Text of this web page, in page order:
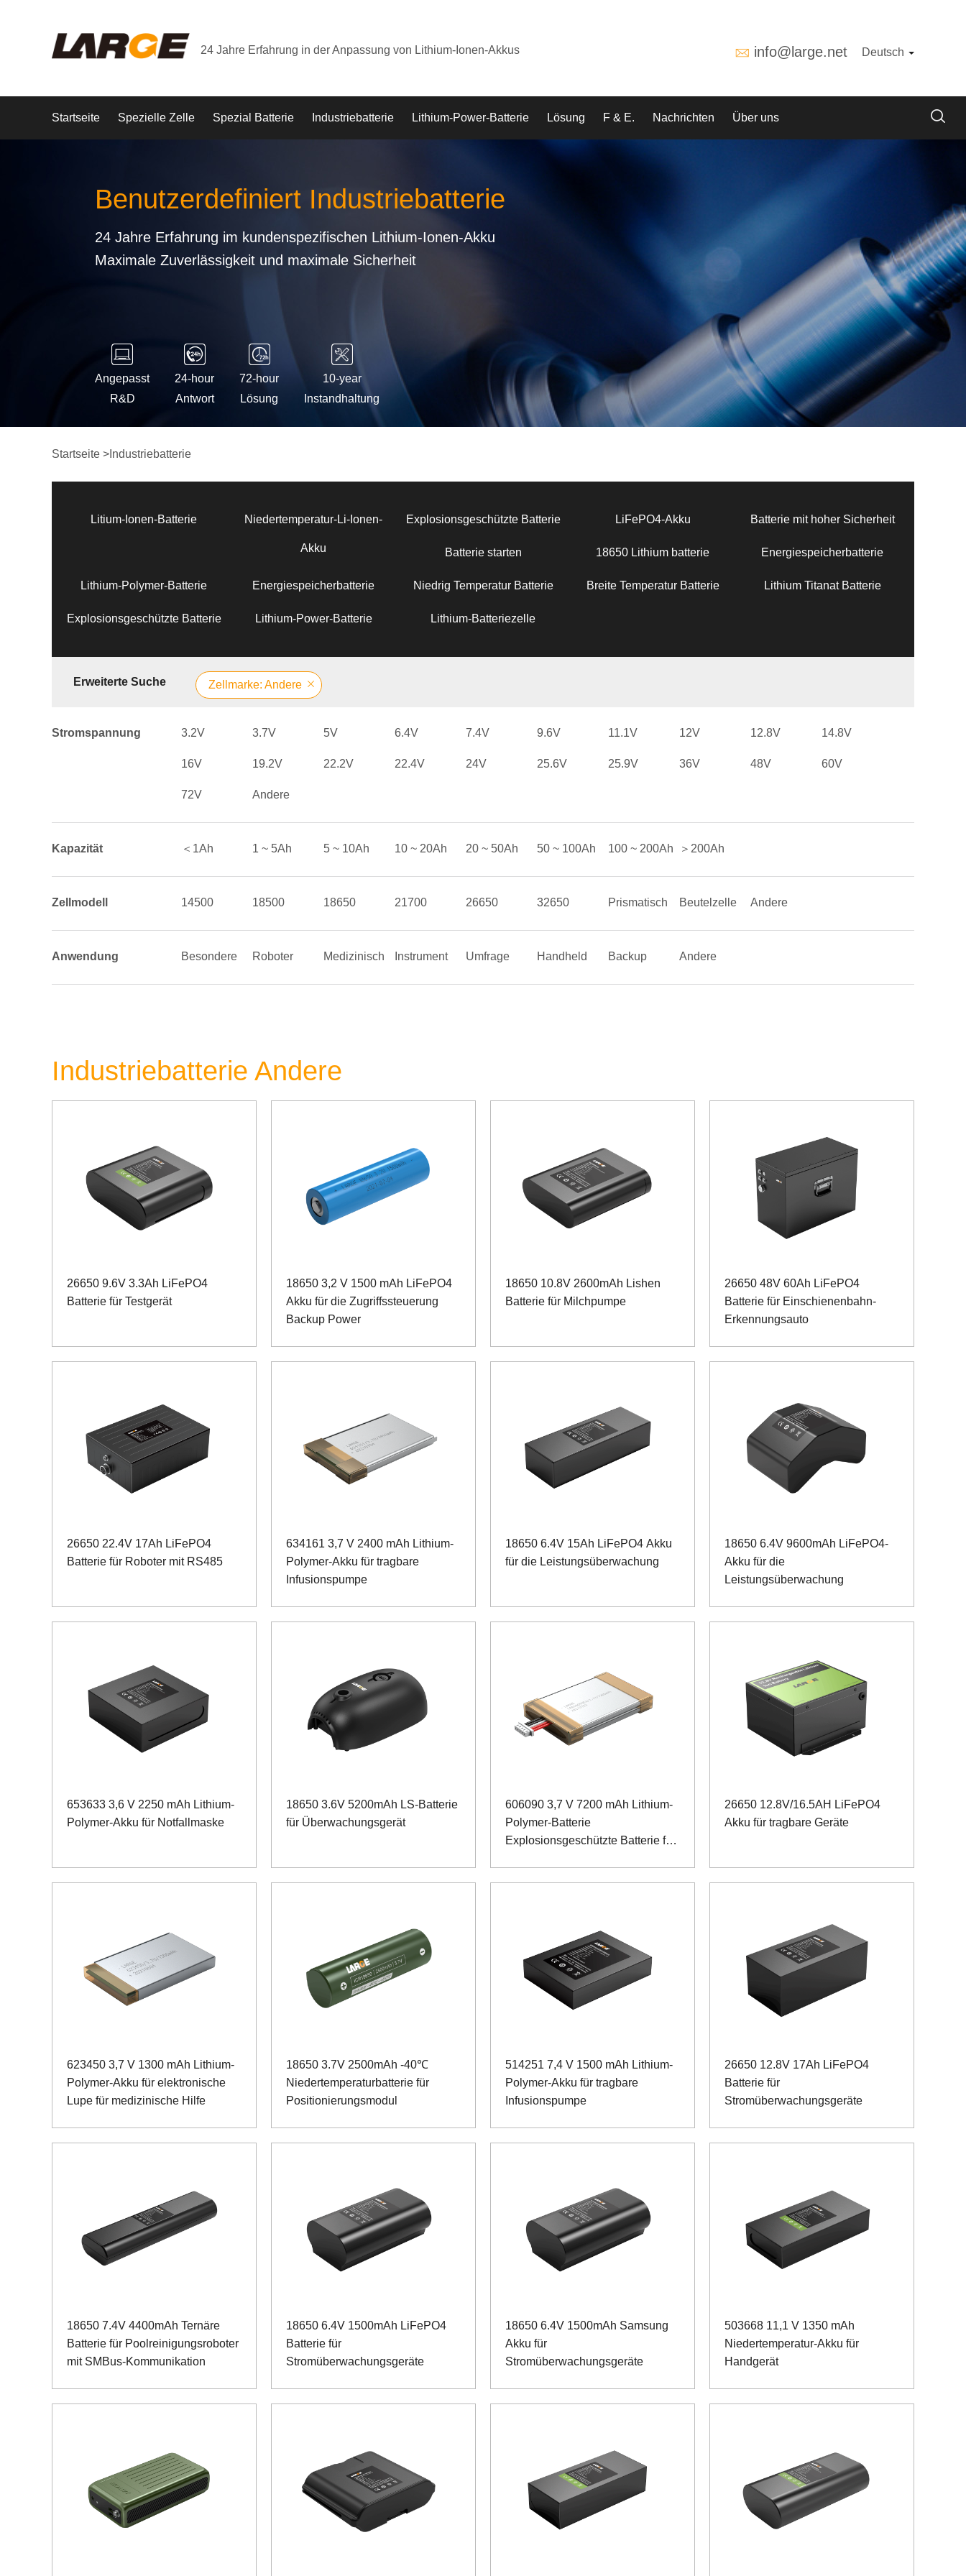
24 Jahre Erfahrung in der Anpassung von Lithium-Ionen-Akkus info@large.net Deutsch
Startseite Spezielle Zelle Spezial Batterie Industriebatterie Lithium-Power-Batterie Lösung F & E. Nachrichten Über uns
Benutzerdefiniert Industriebatterie
24 Jahre Erfahrung im kundenspezifischen Lithium-Ionen-Akku
Maximale Zuverlässigkeit und maximale Sicherheit
Angepasst
R&D
24-hour
Antwort
72-hour
Lösung
10-year
Instandhaltung
Startseite > Industriebatterie
Litium-Ionen-Batterie Niedertemperatur-Li-Ionen-
Akku
Explosionsgeschützte Batterie LiFePO4-Akku Batterie mit hoher Sicherheit
Batterie starten 18650 Lithium batterie Energiespeicherbatterie
Lithium-Polymer-Batterie Energiespeicherbatterie Niedrig Temperatur Batterie Breite Temperatur Batterie Lithium Titanat Batterie
Explosionsgeschützte Batterie Lithium-Power-Batterie Lithium-Batteriezelle
Erweiterte Suche Zellmarke: Andere
Stromspannung 3.2V 3.7V 5V 6.4V 7.4V 9.6V 11.1V 12V 12.8V 14.8V
16V 19.2V 22.2V 22.4V 24V 25.6V 25.9V 36V 48V 60V
72V Andere
Kapazität ＜1Ah 1 ~ 5Ah 5 ~ 10Ah 10 ~ 20Ah 20 ~ 50Ah 50 ~ 100Ah 100 ~ 200Ah ＞200Ah
Zellmodell 14500 18500 18650 21700 26650 32650 Prismatisch Beutelzelle Andere
Anwendung Besondere Roboter Medizinisch Instrument Umfrage Handheld Backup Andere
Industriebatterie Andere
26650 9.6V 3.3Ah LiFePO4
Batterie für Testgerät
18650 3,2 V 1500 mAh LiFePO4
Akku für die Zugriffssteuerung
Backup Power
18650 10.8V 2600mAh Lishen
Batterie für Milchpumpe
26650 48V 60Ah LiFePO4
Batterie für Einschienenbahn-
Erkennungsauto
26650 22.4V 17Ah LiFePO4
Batterie für Roboter mit RS485
634161 3,7 V 2400 mAh Lithium-
Polymer-Akku für tragbare
Infusionspumpe
18650 6.4V 15Ah LiFePO4 Akku
für die Leistungsüberwachung
18650 6.4V 9600mAh LiFePO4-
Akku für die
Leistungsüberwachung
653633 3,6 V 2250 mAh Lithium-
Polymer-Akku für Notfallmaske
18650 3.6V 5200mAh LS-Batterie
für Überwachungsgerät
606090 3,7 V 7200 mAh Lithium-
Polymer-Batterie
Explosionsgeschützte Batterie für
26650 12.8V/16.5AH LiFePO4
Akku für tragbare Geräte
623450 3,7 V 1300 mAh Lithium-
Polymer-Akku für elektronische
Lupe für medizinische Hilfe
18650 3.7V 2500mAh -40℃
Niedertemperaturbatterie für
Positionierungsmodul
514251 7,4 V 1500 mAh Lithium-
Polymer-Akku für tragbare
Infusionspumpe
26650 12.8V 17Ah LiFePO4
Batterie für
Stromüberwachungsgeräte
18650 7.4V 4400mAh Ternäre
Batterie für Poolreinigungsroboter
mit SMBus-Kommunikation
18650 6.4V 1500mAh LiFePO4
Batterie für
Stromüberwachungsgeräte
18650 6.4V 1500mAh Samsung
Akku für
Stromüberwachungsgeräte
503668 11,1 V 1350 mAh
Niedertemperatur-Akku für
Handgerät